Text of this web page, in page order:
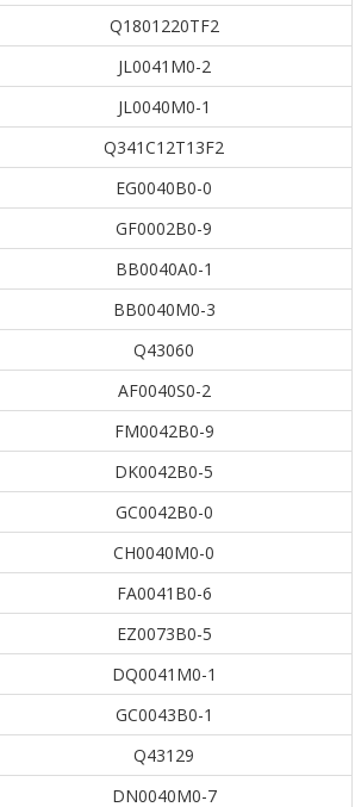
Q1801220TF2
JL0041M0-2
JL0040M0-1
Q341C12T13F2
EG0040B0-0
GF0002B0-9
BB0040A0-1
BB0040M0-3
Q43060
AF0040S0-2
FM0042B0-9
DK0042B0-5
GC0042B0-0
CH0040M0-0
FA0041B0-6
EZ0073B0-5
DQ0041M0-1
GC0043B0-1
Q43129
DN0040M0-7